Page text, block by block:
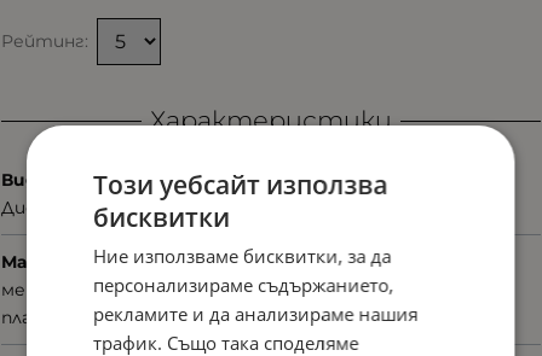
Рейтинг:
Характеристики
Вид
Диоптрични
Материал
метал
пластмаса
Този уебсайт използва
бисквитки
Ние използваме бисквитки, за да
персонализираме съдържанието,
рекламите и да анализираме нашия
трафик. Също така споделяме